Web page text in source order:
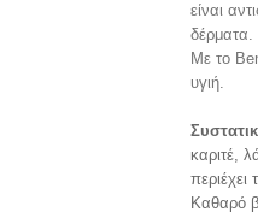
είναι
δέρματα.
Με το
υγιή.
καριτέ,
Καθαρό